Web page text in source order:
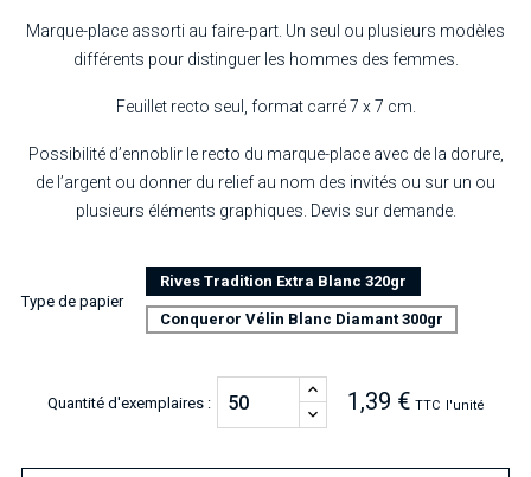
Marque-place assorti au faire-part. Un seul ou plusieurs modèles
différents pour distinguer les hommes des femmes.
Feuillet recto seul, format carré 7 x 7 cm.
Possibilité d’ennoblir le recto du marque-place avec de la dorure,
de l’argent ou donner du relief au nom des invités ou sur un ou
plusieurs éléments graphiques. Devis sur demande.
Type de papier
Rives Tradition Extra Blanc 320gr
Conqueror Vélin Blanc Diamant 300gr
Quantité d'exemplaires : 1,39 € TTC l'unité